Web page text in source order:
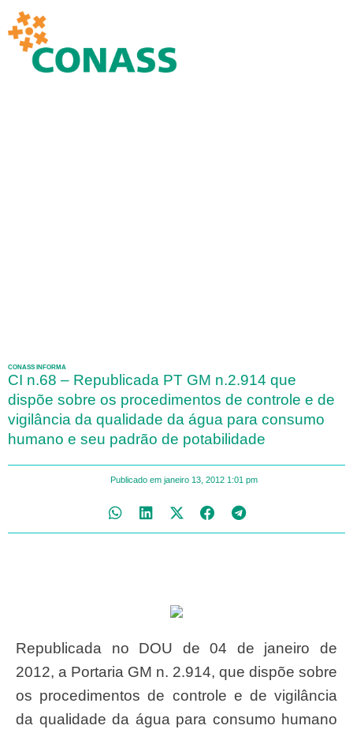
CONASS INFORMA
CI n.68 – Republicada PT GM n.2.914 que
dispõe sobre os procedimentos de controle e de
vigilância da qualidade da água para consumo
humano e seu padrão de potabilidade
Publicado em janeiro 13, 2012 1:01 pm
Republicada no DOU de 04 de janeiro de
2012, a Portaria GM n. 2.914, que dispõe sobre
os procedimentos de controle e de vigilância
da qualidade da água para consumo humano